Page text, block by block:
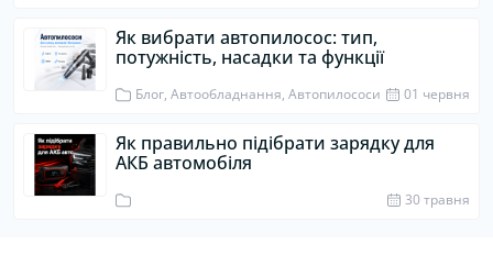
Як вибрати автопилосос: тип,
потужність, насадки та функції
Блог, Автообладнання, Автопилососи 01 червня
Як правильно підібрати зарядку для
АКБ автомобіля
30 травня